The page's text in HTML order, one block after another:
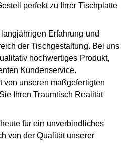
perfekt zu Ihrer Tischplatte
Erfahrung und
der Tischgestaltung. Bei uns
hochwertiges Produkt,
Kundenservice.
von unseren maßgefertigten
Ihren Traumtisch Realität
für ein unverbindliches
von der Qualität unserer